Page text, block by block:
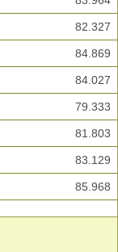
82.327
84.869
84.027
79.333
81.803
83.129
85.968